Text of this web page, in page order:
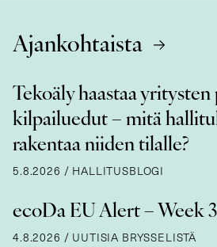
Ajankohtaista
Tekoäly haastaa
kilpailuedut – mitä
rakentaa niiden tilalle?
5.8.2026 / HALLITUSBLOGI
ecoDa EU Alert – Week
4.8.2026 / UUTISIA BRYSSELISTÄ